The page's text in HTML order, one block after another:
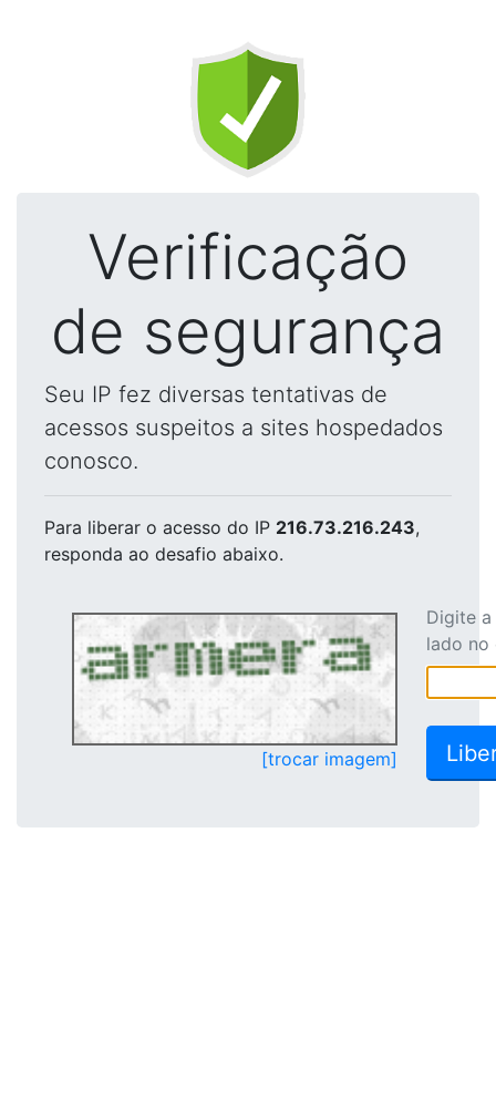
Verificação
de segurança
Seu IP fez diversas tentativas de
acessos suspeitos a sites hospedados
conosco.
Para liberar o acesso do IP 216.73.216.243,
responda ao desafio abaixo.
[trocar imagem]
Digite
lado no